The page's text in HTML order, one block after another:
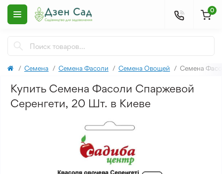
0
Семена Семена Фасоли Семена Овощей Семена
Купить Семена Фасоли Спаржевой
Серенгети, 20 Шт. в Киеве